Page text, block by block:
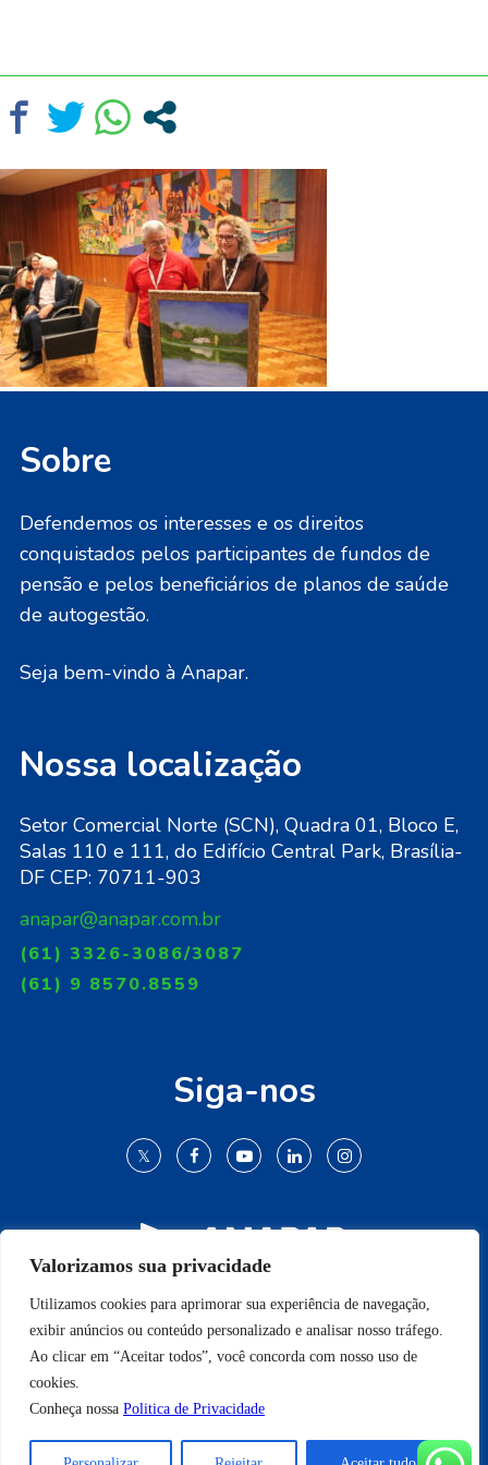
Valorizamos sua privacidade
Utilizamos cookies para aprimorar sua experiência de navegação,
exibir anúncios ou conteúdo personalizado e analisar nosso tráfego.
Ao clicar em “Aceitar todos”, você concorda com nosso uso de
cookies.
Conheça nossa Politica de Privacidade
Sobre
Defendemos os interesses e os direitos
conquistados pelos participantes de fundos de
pensão e pelos beneficiários de planos de saúde
de autogestão.
Seja bem-vindo à Anapar.
Nossa localização
Setor Comercial Norte (SCN), Quadra 01, Bloco E,
Salas 110 e 111, do Edifício Central Park, Brasília-
DF CEP: 70711-903
anapar@anapar.com.br
(61) 3326-3086/3087
(61) 9 8570.8559
Siga-nos
© 2009-2022 Todos os direitos reservados.
Conheça nossaPolitica de Privacidade